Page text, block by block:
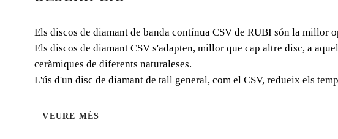
Els discos de diamant de banda contínua CSV de RUBI són la millor
Els discos de diamant CSV s'adapten, millor que cap altre disc, a
ceràmiques de diferents naturaleses.
L'ús d'un disc de diamant de tall general, com el CSV, redueix els
VEURE MÉS